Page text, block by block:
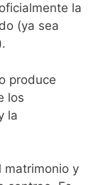
la
(ya sea
produce
los
la
matrimonio y